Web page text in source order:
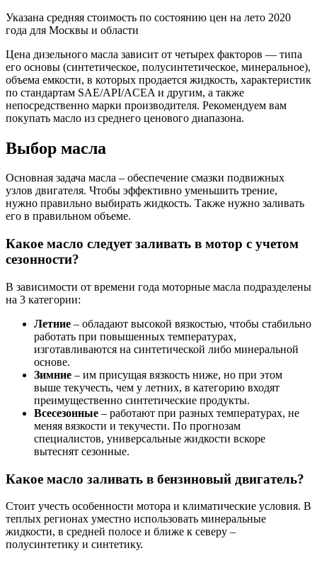
Указана средняя стоимость по состоянию цен на лето 2020
года для Москвы и области
Цена дизельного масла зависит от четырех факторов — типа
его основы (синтетическое, полусинтетическое, минеральное),
объема емкости, в которых продается жидкость, характеристик
по стандартам SAE/API/ACEA и другим, а также
непосредственно марки производителя. Рекомендуем вам
покупать масло из среднего ценового диапазона.
Выбор масла
Основная задача масла – обеспечение смазки подвижных
узлов двигателя. Чтобы эффективно уменьшить трение,
нужно правильно выбирать жидкость. Также нужно заливать
его в правильном объеме.
Какое масло следует заливать в мотор с учетом
сезонности?
В зависимости от времени года моторные масла подразделены
на 3 категории:
Летние – обладают высокой вязкостью, чтобы стабильно
работать при повышенных температурах,
изготавливаются на синтетической либо минеральной
основе.
Зимние – им присущая вязкость ниже, но при этом
выше текучесть, чем у летних, в категорию входят
преимущественно синтетические продукты.
Всесезонные – работают при разных температурах, не
меняя вязкости и текучести. По прогнозам
специалистов, универсальные жидкости вскоре
вытеснят сезонные.
Какое масло заливать в бензиновый двигатель?
Стоит учесть особенности мотора и климатические условия. В
теплых регионах уместно использовать минеральные
жидкости, в средней полосе и ближе к северу –
полусинтетику и синтетику.